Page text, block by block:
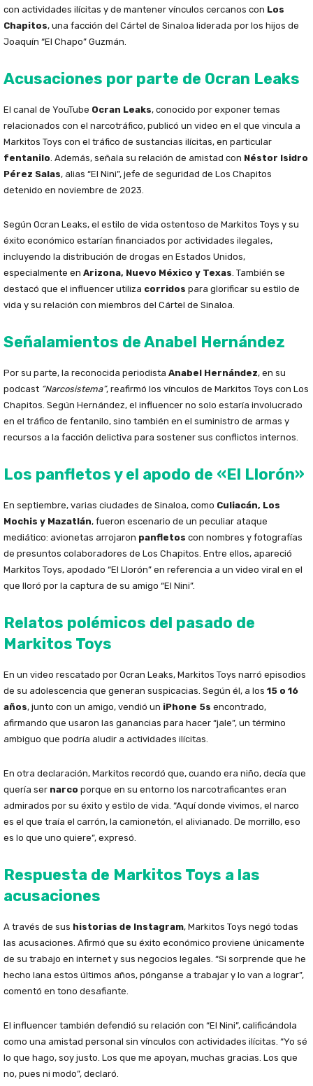
con actividades ilícitas y de mantener vínculos cercanos con Los
Chapitos, una facción del Cártel de Sinaloa liderada por los hijos de
Joaquín “El Chapo” Guzmán.
Acusaciones por parte de Ocran Leaks
El canal de YouTube Ocran Leaks, conocido por exponer temas
relacionados con el narcotráfico, publicó un video en el que vincula a
Markitos Toys con el tráfico de sustancias ilícitas, en particular
fentanilo. Además, señala su relación de amistad con Néstor Isidro
Pérez Salas, alias “El Nini”, jefe de seguridad de Los Chapitos
detenido en noviembre de 2023.
Según Ocran Leaks, el estilo de vida ostentoso de Markitos Toys y su
éxito económico estarían financiados por actividades ilegales,
incluyendo la distribución de drogas en Estados Unidos,
especialmente en Arizona, Nuevo México y Texas. También se
destacó que el influencer utiliza corridos para glorificar su estilo de
vida y su relación con miembros del Cártel de Sinaloa.
Señalamientos de Anabel Hernández
Por su parte, la reconocida periodista Anabel Hernández, en su
podcast “Narcosistema”, reafirmó los vínculos de Markitos Toys con Los
Chapitos. Según Hernández, el influencer no solo estaría involucrado
en el tráfico de fentanilo, sino también en el suministro de armas y
recursos a la facción delictiva para sostener sus conflictos internos.
Los panfletos y el apodo de «El Llorón»
En septiembre, varias ciudades de Sinaloa, como Culiacán, Los
Mochis y Mazatlán, fueron escenario de un peculiar ataque
mediático: avionetas arrojaron panfletos con nombres y fotografías
de presuntos colaboradores de Los Chapitos. Entre ellos, apareció
Markitos Toys, apodado “El Llorón” en referencia a un video viral en el
que lloró por la captura de su amigo “El Nini”.
Relatos polémicos del pasado de
Markitos Toys
En un video rescatado por Ocran Leaks, Markitos Toys narró episodios
de su adolescencia que generan suspicacias. Según él, a los 15 o 16
años, junto con un amigo, vendió un iPhone 5s encontrado,
afirmando que usaron las ganancias para hacer “jale”, un término
ambiguo que podría aludir a actividades ilícitas.
En otra declaración, Markitos recordó que, cuando era niño, decía que
quería ser narco porque en su entorno los narcotraficantes eran
admirados por su éxito y estilo de vida. “Aquí donde vivimos, el narco
es el que traía el carrón, la camionetón, el alivianado. De morrillo, eso
es lo que uno quiere”, expresó.
Respuesta de Markitos Toys a las
acusaciones
A través de sus historias de Instagram, Markitos Toys negó todas
las acusaciones. Afirmó que su éxito económico proviene únicamente
de su trabajo en internet y sus negocios legales. “Si sorprende que he
hecho lana estos últimos años, pónganse a trabajar y lo van a lograr”,
comentó en tono desafiante.
El influencer también defendió su relación con “El Nini”, calificándola
como una amistad personal sin vínculos con actividades ilícitas. “Yo sé
lo que hago, soy justo. Los que me apoyan, muchas gracias. Los que
no, pues ni modo”, declaró.